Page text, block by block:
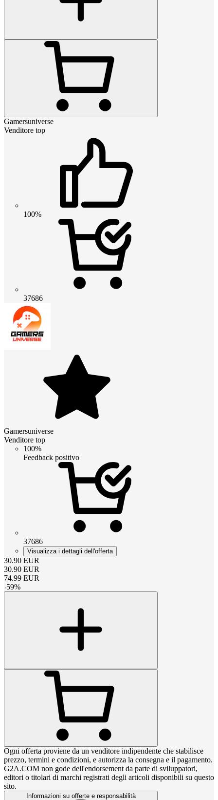
Gamersuniverse
Venditore top
100%
37686
Gamersuniverse
Venditore top
100%
Feedback positivo
37686
Visualizza i dettagli dell'offerta
30.90 EUR
30.90 EUR
74.99 EUR
-59%
Ogni offerta proviene da un venditore indipendente che stabilisce
prezzo, termini e condizioni, e autorizza la consegna e il pagamento.
G2A.COM non gode dell'endorsement da parte di sviluppatori,
editori o titolari di marchi registrati degli articoli disponibili su questo
sito.
Informazioni su offerte e responsabilità